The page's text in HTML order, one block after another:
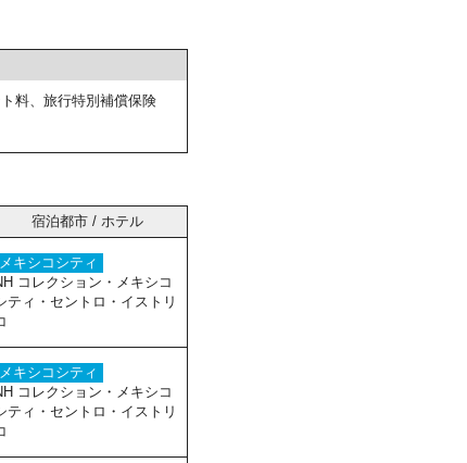
料、旅行特別補償保険
宿泊都市 / ホテル
メキシコシティ
コレクション・メキシコ
ティ・セントロ・イストリ
メキシコシティ
コレクション・メキシコ
ティ・セントロ・イストリ